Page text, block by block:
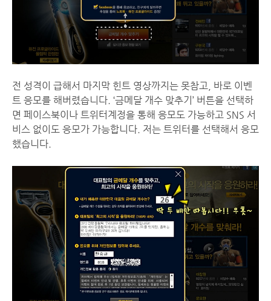
전 성격이 급해서 마지막 힌트 영상까지는 못참고, 바로 이벤
트 응모를 해버렸습니다. ‘금메달 개수 맞추기’ 버튼을 선택하
면 페이스북이나 트위터계정을 통해 응모도 가능하고 SNS 서
비스 없이도 응모가 가능합니다. 저는 트위터를 선택해서 응모
했습니다.